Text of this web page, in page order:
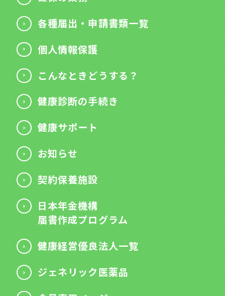
各種届出・申請書類一覧
個人情報保護
こんなときどうする？
健康診断の手続き
健康サポート
お知らせ
契約保養施設
日本年金機構
届書作成プログラム
健康経営優良法人一覧
ジェネリック医薬品